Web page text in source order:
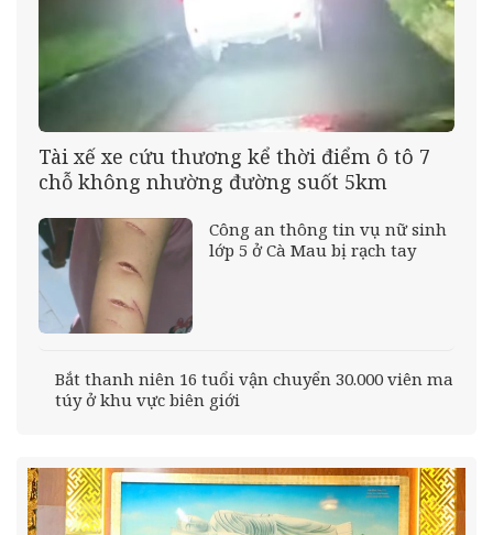
Tài xế xe cứu thương kể thời điểm ô tô 7
chỗ không nhường đường suốt 5km
Công an thông tin vụ nữ sinh
lớp 5 ở Cà Mau bị rạch tay
Bắt thanh niên 16 tuổi vận chuyển 30.000 viên ma
túy ở khu vực biên giới